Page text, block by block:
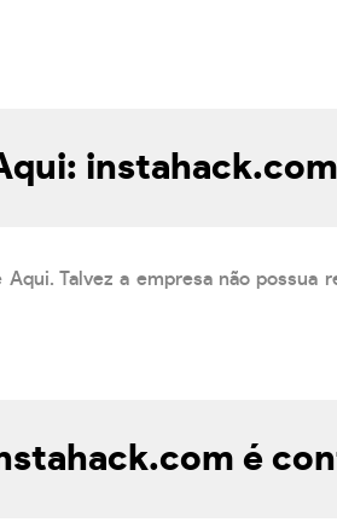
instahack.com
Talvez a empresa não possua
é